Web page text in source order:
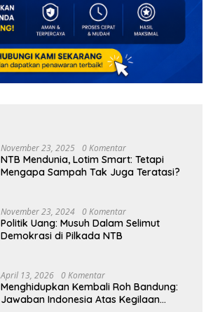
November 23, 2025 0 Komentar
NTB Mendunia, Lotim Smart: Tetapi
Mengapa Sampah Tak Juga Teratasi?
November 23, 2024 0 Komentar
Politik Uang: Musuh Dalam Selimut
Demokrasi di Pilkada NTB
April 13, 2026 0 Komentar
Menghidupkan Kembali Roh Bandung:
Jawaban Indonesia Atas Kegilaan